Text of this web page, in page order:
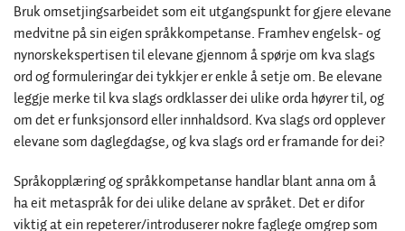
Bruk omsetjingsarbeidet som eit utgangspunkt for gjere elevane
medvitne på sin eigen språkkompetanse. Framhev engelsk- og
nynorskekspertisen til elevane gjennom å spørje om kva slags
ord og formuleringar dei tykkjer er enkle å setje om. Be elevane
leggje merke til kva slags ordklasser dei ulike orda høyrer til, og
om det er funksjonsord eller innhaldsord. Kva slags ord opplever
elevane som daglegdagse, og kva slags ord er framande for dei?
Språkopplæring og språkkompetanse handlar blant anna om å
ha eit metaspråk for dei ulike delane av språket. Det er difor
viktig at ein repeterer/introduserer nokre faglege omgrep som